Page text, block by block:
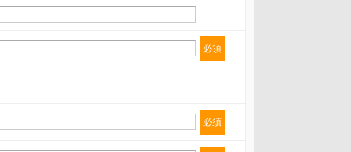
必須
必須